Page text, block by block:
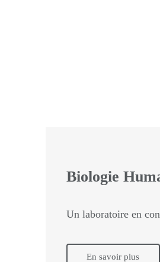
Biologie
Un laboratoire en
En savoir plus